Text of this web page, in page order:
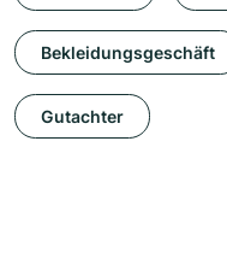
Bekleidungsgeschäft
Gutachter